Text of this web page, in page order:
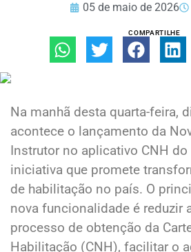
05 de maio de 2026
COMPARTILHE
Na manhã desta quarta-feira,
acontece o lançamento da
Instrutor no aplicativo CNH do
iniciativa que promete
de habilitação no país. O
nova funcionalidade é reduzir
processo de obtenção da
Habilitação (CNH), facilitar o